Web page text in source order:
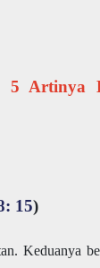
5
15)
Keduanya